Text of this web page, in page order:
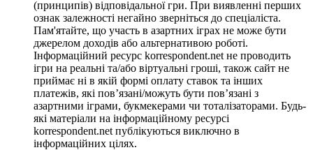
(принципів) відповідальної гри. При виявленні перших
ознак залежності негайно зверніться до спеціаліста.
Пам'ятайте, що участь в азартних іграх не може бути
джерелом доходів або альтернативою роботі.
Інформаційний ресурс korrespondent.net не проводить
ігри на реальні та/або віртуальні гроші, також сайт не
приймає ні в якій формі оплату ставок та інших
платежів, які пов’язані/можуть бути пов’язані з
азартними іграми, букмекерами чи тоталізаторами. Будь-
які матеріали на інформаційному ресурсі
korrespondent.net публікуються виключно в
інформаційних цілях.